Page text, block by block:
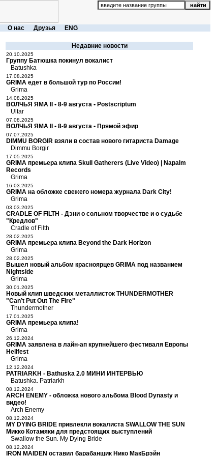
О нас Друзья ENG
Недавние новости
20.10.2025
Группу Батюшка покинул вокалист
Batushka
17.08.2025
GRIMA едет в большой тур по России!
Grima
14.08.2025
ВОЛЧЬЯ ЯМА II • 8-9 августа • Postscriptum
Ultar
07.08.2025
ВОЛЧЬЯ ЯМА II • 8-9 августа • Прямой эфир
07.07.2025
DIMMU BORGIR взяли в состав нового гитариста Damage
Dimmu Borgir
17.05.2025
GRIMA премьера клипа Skull Gatherers (Live Video) | Napalm
Records
Grima
16.03.2025
GRIMA на обложке свежего номера журнала Dark City!
Grima
03.03.2025
CRADLE OF FILTH - Дэни о сольном творчестве и о судьбе
"Кредлов"
Cradle of Filth
28.02.2025
GRIMA премьера клипа Beyond the Dark Horizon
Grima
28.02.2025
Вышел новый альбом красноярцев GRIMA под названием
Nightside
Grima
30.01.2025
Новый клип шведских металлисток THUNDERMOTHER
"Can’t Put Out The Fire"
Thundermother
17.01.2025
GRIMA премьера клипа!
Grima
26.12.2024
GRIMA заявлена в лайн-ап крупнейшего фестиваля Европы
Hellfest
Grima
12.12.2024
PATRIARKH - Bathuska 2.0 МИНИ ИНТЕРВЬЮ
Batushka Patriarkh
08.12.2024
ARCH ENEMY - обложка нового альбома Blood Dynasty и
видео!
Arch Enemy
08.12.2024
MY DYING BRIDE привлекли вокалиста SWALLOW THE SUN
Микко Котамяки для предстоящих выступлений
Swallow the Sun
My Dying Bride
08.12.2024
IRON MAIDEN оставил барабанщик Нико МакБрэйн